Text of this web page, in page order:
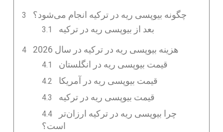
چگونه بیوپسی ریه در ترکیه انجام می‌شود؟
بعد از بیوپسی ریه در ترکیه
هزینه بیوپسی ریه در ترکیه در سال 2026
قیمت بیوپسی ریه در انگلستان
قیمت بیوپسی ریه در آمریکا
قیمت بیوپسی ریه در ترکیه
چرا بیوپسی ریه در ترکیه ارزان‌تر
است؟